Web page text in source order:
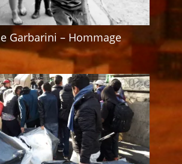
Garbarini – Hommage